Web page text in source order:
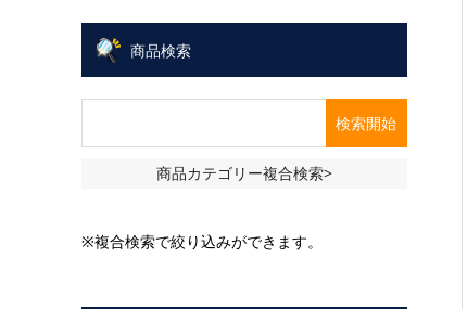
商品検索
商品カテゴリー複合検索>
※複合検索で絞り込みができます。